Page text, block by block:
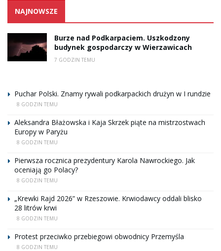
NAJNOWSZE
Burze nad Podkarpaciem. Uszkodzony
budynek gospodarczy w Wierzawicach
7 GODZIN TEMU
Puchar Polski. Znamy rywali podkarpackich drużyn w I rundzie
8 GODZIN TEMU
Aleksandra Błażowska i Kaja Skrzek piąte na mistrzostwach
Europy w Paryżu
8 GODZIN TEMU
Pierwsza rocznica prezydentury Karola Nawrockiego. Jak
oceniają go Polacy?
8 GODZIN TEMU
„Krewki Rajd 2026” w Rzeszowie. Krwiodawcy oddali blisko
28 litrów krwi
8 GODZIN TEMU
Protest przeciwko przebiegowi obwodnicy Przemyśla
8 GODZIN TEMU